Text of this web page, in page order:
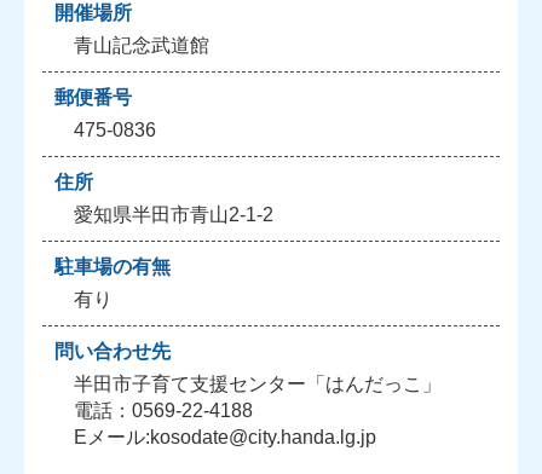
開催場所
青山記念武道館
郵便番号
475-0836
住所
愛知県半田市青山2-1-2
駐車場の有無
有り
問い合わせ先
半田市子育て支援センター「はんだっこ」
電話：0569-22-4188
Eメール:kosodate@city.handa.lg.jp